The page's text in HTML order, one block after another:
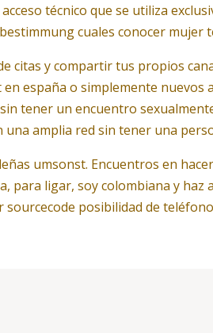
técnico que se utiliza
cuales conocer
citas y compartir tus propios
españa o simplemente
tener un encuentro
amplia red sin tener una
umsonst. Encuentros en
para ligar, soy colombiana y
posibilidad de